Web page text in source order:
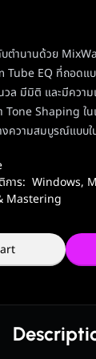
ตำนานด้วย
EQ ที่ถอดแบ
วล มีมิติ และมีควา
Tone Shaping ใ
งความสมบูรณ์แบ
การ: Windows,
Mastering